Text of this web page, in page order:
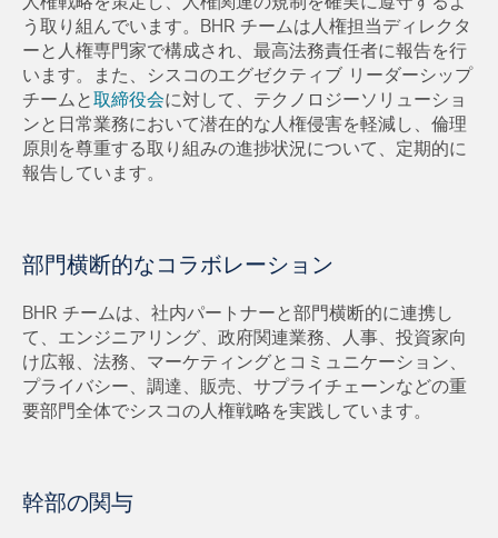
う取り組んでいます。BHR チームは人権担当ディレクタ
ーと人権専門家で構成され、最高法務責任者に報告を行
います。また、シスコのエグゼクティブ リーダーシップ
チームと取締役会に対して、テクノロジーソリューショ
ンと日常業務において潜在的な人権侵害を軽減し、倫理
原則を尊重する取り組みの進捗状況について、定期的に
報告しています。
部門横断的なコラボレーション
BHR チームは、社内パートナーと部門横断的に連携し
て、エンジニアリング、政府関連業務、人事、投資家向
け広報、法務、マーケティングとコミュニケーション、
プライバシー、調達、販売、サプライチェーンなどの重
要部門全体でシスコの人権戦略を実践しています。
幹部の関与